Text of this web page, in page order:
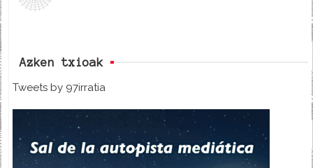
Azken txioak
Tweets by 97irratia